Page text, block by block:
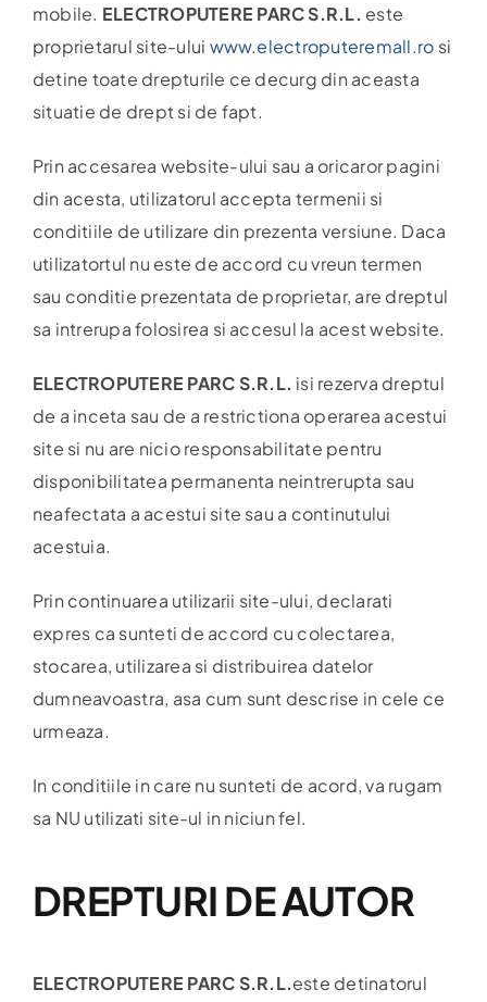
mobile. ELECTROPUTERE PARC S.R.L. este
proprietarul site-ului www.electroputeremall.ro si
detine toate drepturile ce decurg din aceasta
situatie de drept si de fapt.
Prin accesarea website-ului sau a oricaror pagini
din acesta, utilizatorul accepta termenii si
conditiile de utilizare din prezenta versiune. Daca
utilizatortul nu este de accord cu vreun termen
sau conditie prezentata de proprietar, are dreptul
sa intrerupa folosirea si accesul la acest website.
ELECTROPUTERE PARC S.R.L. isi rezerva dreptul
de a inceta sau de a restrictiona operarea acestui
site si nu are nicio responsabilitate pentru
disponibilitatea permanenta neintrerupta sau
neafectata a acestui site sau a continutului
acestuia.
Prin continuarea utilizarii site-ului, declarati
expres ca sunteti de accord cu colectarea,
stocarea, utilizarea si distribuirea datelor
dumneavoastra, asa cum sunt descrise in cele ce
urmeaza.
In conditiile in care nu sunteti de acord, va rugam
sa NU utilizati site-ul in niciun fel.
DREPTURI DE AUTOR
ELECTROPUTERE PARC S.R.L.este detinatorul